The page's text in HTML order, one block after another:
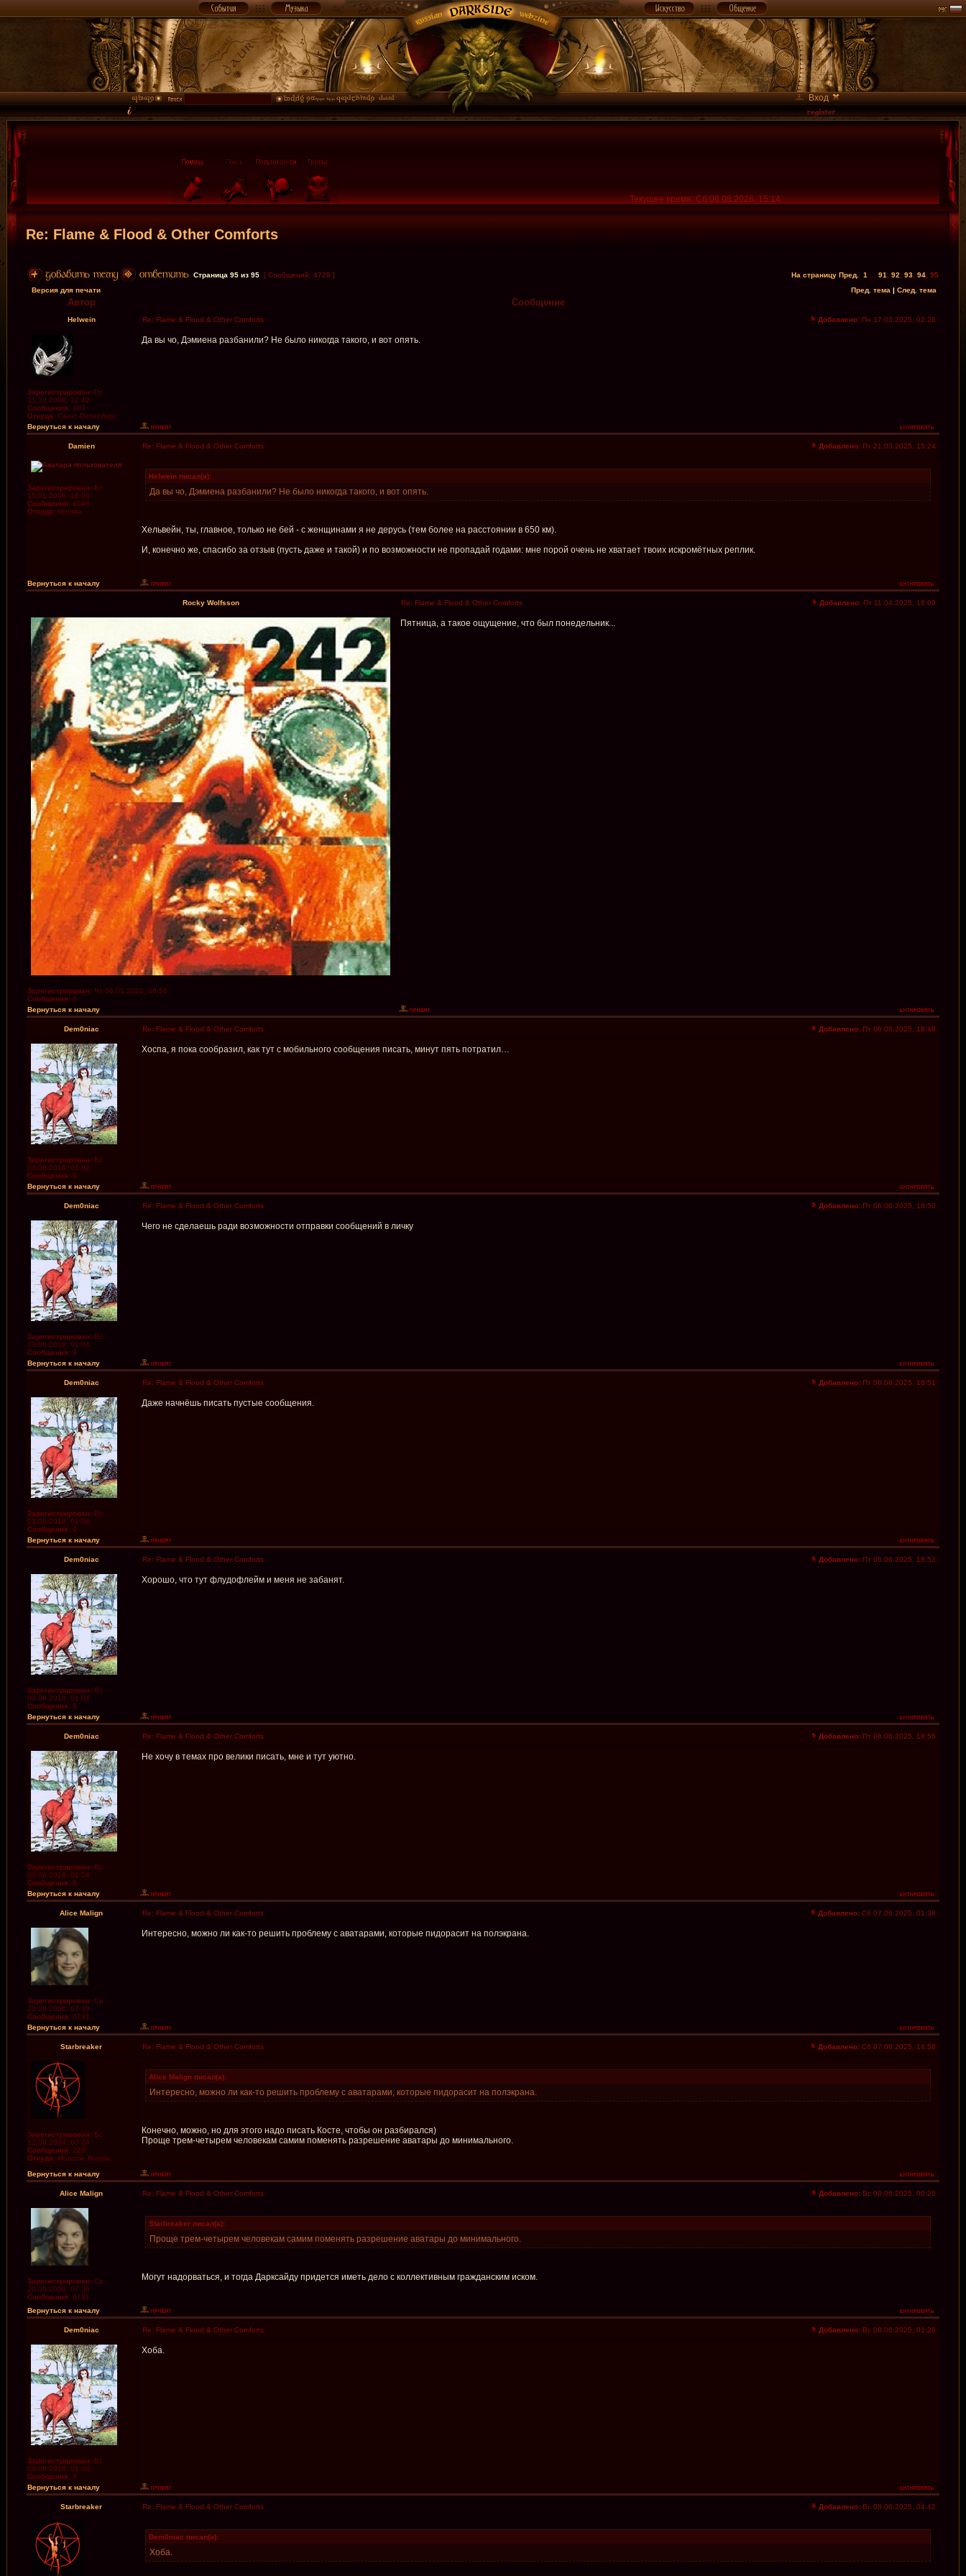
Вход
Текущее время: Сб 08.08.2026, 15:14
Re: Flame & Flood & Other Comforts
Страница 95 из 95 [ Сообщений: 4728 ] На страницу Пред. 1 91 92 93 94 95
Версия для печати
Пред. тема | След. тема
Автор Сообщение
Helwein Re: Flame & Flood & Other Comforts Добавлено: Пн 17.03.2025, 02:26
Зарегистрирован: Пт
31.10.2008, 12:42
Сообщения: 303
Откуда: Санкт-Петербург
Да вы чо, Дэмиена разбанили? Не было никогда такого, и вот опять.
Вернуться к началу
Damien Re: Flame & Flood & Other Comforts Добавлено: Пт 21.03.2025, 15:24
Зарегистрирован: Вт
15.01.2008, 18:00
Сообщения: 4048
Откуда: Москва
Helwein писал(а):
Да вы чо, Дэмиена разбанили? Не было никогда такого, и вот опять.
Хельвейн, ты, главное, только не бей - с женщинами я не дерусь (тем более на расстоянии в 650 км).
И, конечно же, спасибо за отзыв (пусть даже и такой) и по возможности не пропадай годами: мне порой очень не хватает твоих искромётных реплик.
Вернуться к началу
Rocky Wolfsson Re: Flame & Flood & Other Comforts Добавлено: Пт 11.04.2025, 18:09
Зарегистрирован: Чт 06.01.2022, 06:56
Сообщения: 6
Пятница, а такое ощущение, что был понедельник...
Вернуться к началу
Dem0niac Re: Flame & Flood & Other Comforts Добавлено: Пт 06.06.2025, 18:48
Зарегистрирован: Вс
03.06.2018, 01:04
Сообщения: 9
Хоспа, я пока сообразил, как тут с мобильного сообщения писать, минут пять потратил…
Вернуться к началу
Dem0niac Re: Flame & Flood & Other Comforts Добавлено: Пт 06.06.2025, 18:50
Зарегистрирован: Вс
03.06.2018, 01:04
Сообщения: 9
Чего не сделаешь ради возможности отправки сообщений в личку
Вернуться к началу
Dem0niac Re: Flame & Flood & Other Comforts Добавлено: Пт 06.06.2025, 18:51
Зарегистрирован: Вс
03.06.2018, 01:04
Сообщения: 9
Даже начнёшь писать пустые сообщения.
Вернуться к началу
Dem0niac Re: Flame & Flood & Other Comforts Добавлено: Пт 06.06.2025, 18:52
Зарегистрирован: Вс
03.06.2018, 01:04
Сообщения: 9
Хорошо, что тут флудофлейм и меня не забанят.
Вернуться к началу
Dem0niac Re: Flame & Flood & Other Comforts Добавлено: Пт 06.06.2025, 18:55
Зарегистрирован: Вс
03.06.2018, 01:04
Сообщения: 9
Не хочу в темах про велики писать, мне и тут уютно.
Вернуться к началу
Alice Malign Re: Flame & Flood & Other Comforts Добавлено: Сб 07.06.2025, 01:38
Зарегистрирован: Ср
20.09.2006, 07:38
Сообщения: 6781
Интересно, можно ли как-то решить проблему с аватарами, которые пидорасит на полэкрана.
Вернуться к началу
Starbreaker Re: Flame & Flood & Other Comforts Добавлено: Сб 07.06.2025, 14:58
Зарегистрирован: Вс
12.09.2004, 00:24
Сообщения: 228
Откуда: Moscow, Russia
Alice Malign писал(а):
Интересно, можно ли как-то решить проблему с аватарами, которые пидорасит на полэкрана.
Конечно, можно, но для этого надо писать Косте, чтобы он разбирался)
Проще трем-четырем человекам самим поменять разрешение аватары до минимального.
Вернуться к началу
Alice Malign Re: Flame & Flood & Other Comforts Добавлено: Вс 08.06.2025, 00:25
Зарегистрирован: Ср
20.09.2006, 07:38
Сообщения: 6781
Starbreaker писал(а):
Проще трем-четырем человекам самим поменять разрешение аватары до минимального.
Могут надорваться, и тогда Дарксайду придется иметь дело с коллективным гражданским иском.
Вернуться к началу
Dem0niac Re: Flame & Flood & Other Comforts Добавлено: Вс 08.06.2025, 01:26
Зарегистрирован: Вс
03.06.2018, 01:04
Сообщения: 9
Хоба.
Вернуться к началу
Starbreaker Re: Flame & Flood & Other Comforts Добавлено: Вс 08.06.2025, 04:42
Dem0niac писал(а):
Хоба.